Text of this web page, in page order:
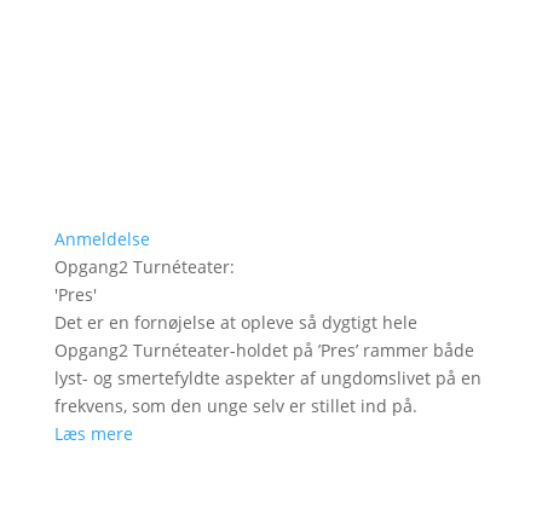
Anmeldelse
Opgang2 Turnéteater:
'Pres'
Det er en fornøjelse at opleve så dygtigt hele
Opgang2 Turnéteater-holdet på ’Pres’ rammer både
lyst- og smertefyldte aspekter af ungdomslivet på en
frekvens, som den unge selv er stillet ind på.
Læs mere